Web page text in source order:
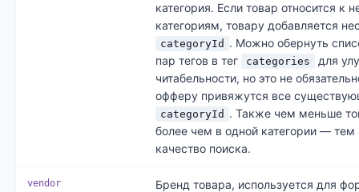
категория. Если товар относится к
категориям, товару добавляется
categoryId . Можно обернуть
пар тегов в тег
categories
для
читабельности, но это не
офферу привяжутся все
categoryId . Также чем меньше
более чем в одной категории —
качество поиска.
vendor
Бренд товара, используется для